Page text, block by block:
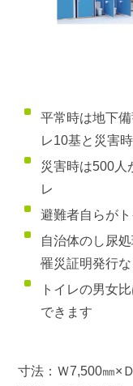
平常時は地下
レ10基と災害
災害時は500人
レ
避難者自らが
自治体のし尿
罹災証明発行
トイレの男女
できます
寸法：Ｗ7,500㎜×